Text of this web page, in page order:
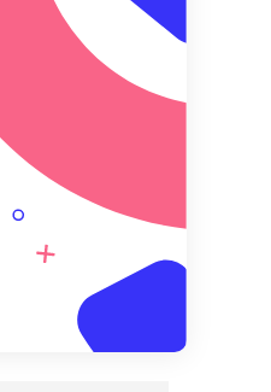
predefinito